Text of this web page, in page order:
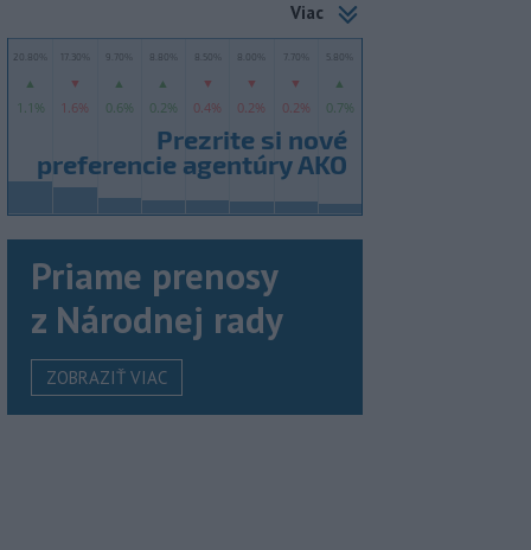
Viac
Priame prenosy
z Národnej rady
ZOBRAZIŤ VIAC